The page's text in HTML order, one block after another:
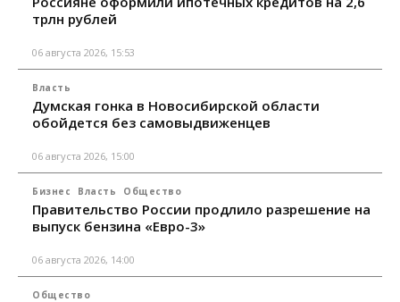
трлн рублей
06 августа 2026, 15:53
Власть
Думская гонка в Новосибирской области
обойдется без самовыдвиженцев
06 августа 2026, 15:00
Бизнес Власть Общество
Правительство России продлило разрешение на
выпуск бензина «Евро-3»
06 августа 2026, 14:00
Общество